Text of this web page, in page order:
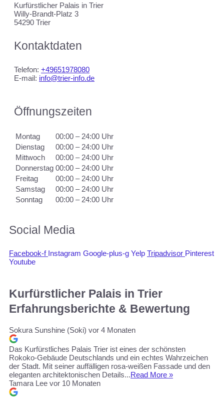
Kurfürstlicher Palais in Trier
Willy-Brandt-Platz 3
54290 Trier
Kontaktdaten
Telefon: +49651978080
E-mail: info@trier-info.de
Öffnungszeiten
Montag
00:00 – 24:00 Uhr
Dienstag
00:00 – 24:00 Uhr
Mittwoch
00:00 – 24:00 Uhr
Donnerstag 00:00 – 24:00 Uhr
Freitag
00:00 – 24:00 Uhr
Samstag
00:00 – 24:00 Uhr
Sonntag
00:00 – 24:00 Uhr
Social Media
Facebook-f Instagram Google-plus-g Yelp Tripadvisor Pinterest
Youtube
Kurfürstlicher Palais in Trier
Erfahrungsberichte & Bewertung
Sokura Sunshine (Soki) vor 4 Monaten
Das Kurfürstliches Palais Trier ist eines der schönsten
Rokoko-Gebäude Deutschlands und ein echtes Wahrzeichen
der Stadt. Mit seiner auffälligen rosa-weißen Fassade und den
eleganten architektonischen Details...Read More »
Tamara Lee vor 10 Monaten